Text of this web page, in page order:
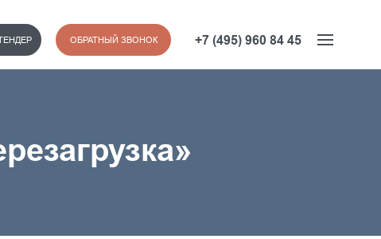
+7 (495) 960 84 45
ОБРАТНЫЙ ЗВОНОК